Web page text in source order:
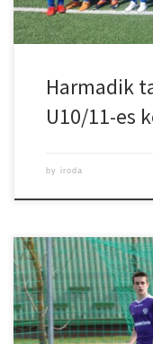
Harmadik
U10/11-es
by iroda
2026. április 24.|
Kft
Végeredmény: 2-
Bence, Bukodi Máté